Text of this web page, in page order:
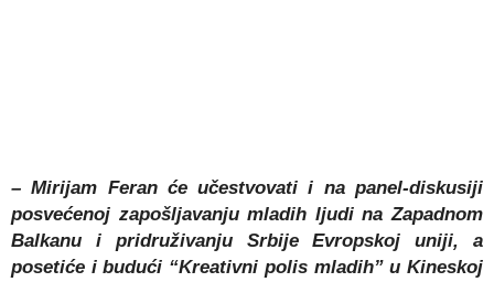
– Mirijam Feran će učestvovati i na panel-diskusiji
posvećenoj zapošljavanju mladih ljudi na Zapadnom
Balkanu i pridruživanju Srbije Evropskoj uniji, a
posetiće i budući “Kreativni polis mladih” u Kineskoj